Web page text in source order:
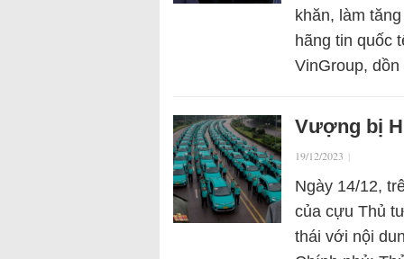
khăn, làm
hãng tin quốc
VinGroup,
Vượng bị
19/12/2023 |
Ngày 14/12,
của cựu Thủ
thái với nội